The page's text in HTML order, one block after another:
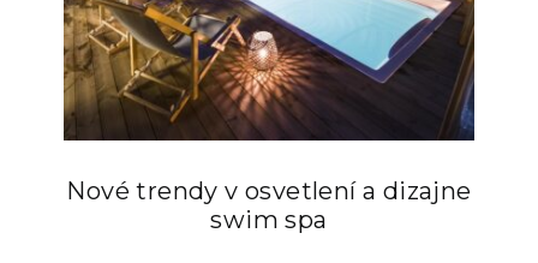
Nové trendy v osvetlení a dizajne
swim spa